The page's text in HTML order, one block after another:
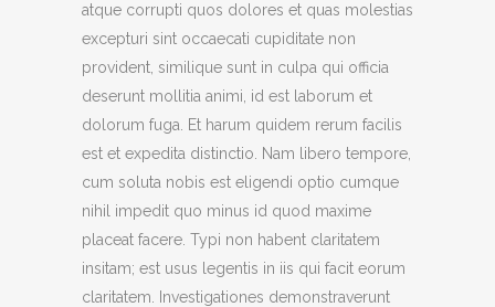
atque corrupti quos dolores et quas molestias
excepturi sint occaecati cupiditate non
provident, similique sunt in culpa qui officia
deserunt mollitia animi, id est laborum et
dolorum fuga. Et harum quidem rerum facilis
est et expedita distinctio. Nam libero tempore,
cum soluta nobis est eligendi optio cumque
nihil impedit quo minus id quod maxime
placeat facere. Typi non habent claritatem
insitam; est usus legentis in iis qui facit eorum
claritatem. Investigationes demonstraverunt